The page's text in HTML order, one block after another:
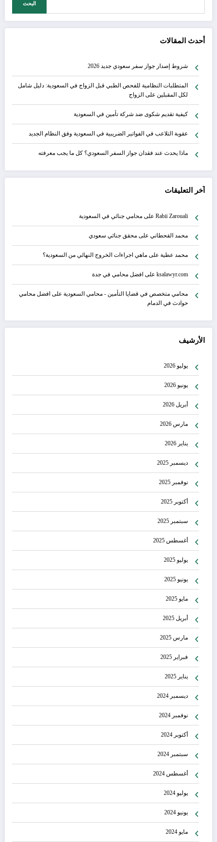
البحث
أحدث المقالات
شروط إصدار جواز سفر سعودي جديد 2026
المتطلبات النظامية للفحص الطبي قبل الزواج في السعودية: دليل شامل
لكل المقبلين على الزواج
كيفية تقديم شكوى ضد شركة تأمين في السعودية
عقوبة التلاعب في الفواتير الضريبية في السعودية وفق النظام الجديد
ماذا يحدث عند فقدان جواز السفر السعودي؟ كل ما يجب معرفته
آخر التعليقات
Rabii Zarouali على محامي جنائي في السعودية
محمد القحطاني على محقق جنائي سعودي
محمد عطية على ماهي اجراءات الخروج النهائي من السعودية؟
ksalawyr.com على افضل محامي في جدة
محامي متخصص في قضايا التأمين - محامي السعودية على افضل محامي
حوادث في الدمام
الأرشيف
يوليو 2026
يونيو 2026
أبريل 2026
مارس 2026
يناير 2026
ديسمبر 2025
نوفمبر 2025
أكتوبر 2025
سبتمبر 2025
أغسطس 2025
يوليو 2025
يونيو 2025
مايو 2025
أبريل 2025
مارس 2025
فبراير 2025
يناير 2025
ديسمبر 2024
نوفمبر 2024
أكتوبر 2024
سبتمبر 2024
أغسطس 2024
يوليو 2024
يونيو 2024
مايو 2024